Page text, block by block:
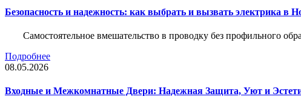
Безопасность и надежность: как выбрать и вызвать электрика в
Самостоятельное вмешательство в проводку без профильного
Подробнее
08.05.2026
Входные и Межкомнатные Двери: Надежная Защита, Уют и